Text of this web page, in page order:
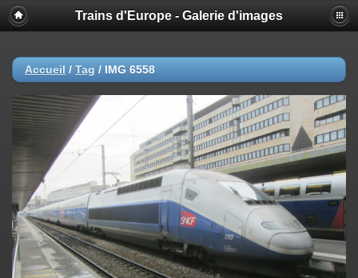
Trains d'Europe - Galerie d'images
Accueil / Tag / IMG 6558